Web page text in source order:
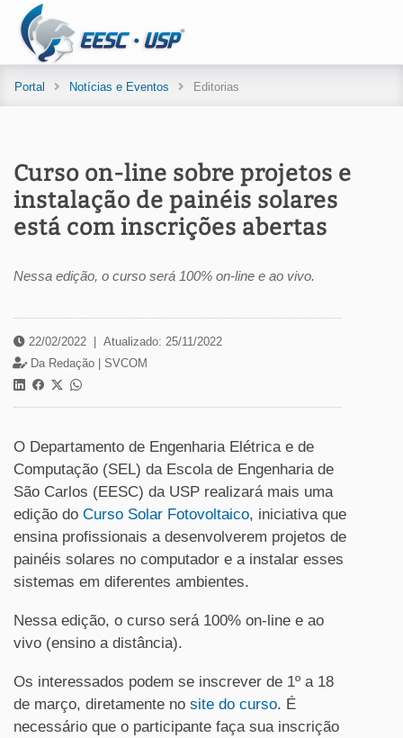
Portal Notícias e Eventos Editorias
Curso on-line sobre projetos e
instalação de painéis solares
está com inscrições abertas
Nessa edição, o curso será 100% on-line e ao vivo.
22/02/2022
Atualizado: 25/11/2022
Da Redação | SVCOM
O Departamento de Engenharia Elétrica e de
Computação (SEL) da Escola de Engenharia de
São Carlos (EESC) da USP realizará mais uma
edição do Curso Solar Fotovoltaico, iniciativa que
ensina profissionais a desenvolverem projetos de
painéis solares no computador e a instalar esses
sistemas em diferentes ambientes.
Nessa edição, o curso será 100% on-line e ao
vivo (ensino a distância).
Os interessados podem se inscrever de 1º a 18
de março, diretamente no site do curso. É
necessário que o participante faça sua inscrição